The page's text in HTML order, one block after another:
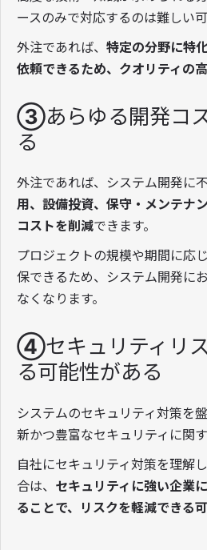
ースのみで対応するのは難しい
外注であれば、 特定の分野に特
依頼できるため、クオリティの
③あらゆる開発コ
る
外注であれば、システム開発に
用、設備投資、保守・メンテナ
コストを削減できます。
プロジェクトの規模や期間に応
保できるため、システム開発に
なくなります。
④セキュリティリ
る可能性がある
システムのセキュリティ対策を
新かつ豊富なセキュリティに関
自社にセキュリティ対策を理解
合は、 セキュリティに強い企業
ることで、リスクを軽減できる